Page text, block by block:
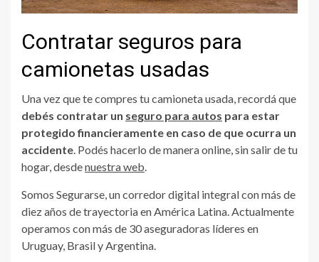
Contratar seguros para
camionetas usadas
Una vez que te compres tu camioneta usada, recordá que
debés contratar un seguro para autos para estar
protegido financieramente en caso de que ocurra un
accidente. Podés hacerlo de manera online, sin salir de tu
hogar, desdenuestra web.
Somos Segurarse, un corredor digital integral con más de
diez años de trayectoria en América Latina. Actualmente
operamos con más de 30 aseguradoras líderes en
Uruguay, Brasil y Argentina.